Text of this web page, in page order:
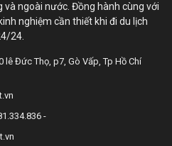
ngoài nước. Đồng hành cùng với
nghiệm cần thiết khi đi du lịch
24.
lê Đức Thọ, p7, Gò Vấp, Tp Hồ Chí
-